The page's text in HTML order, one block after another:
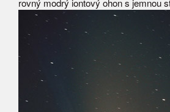
rovný modrý iontový ohon s jemnou